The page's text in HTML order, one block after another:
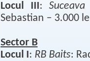
Locul III:
Sebastian – 3.000
Sector B
Locul I: RB Baits: